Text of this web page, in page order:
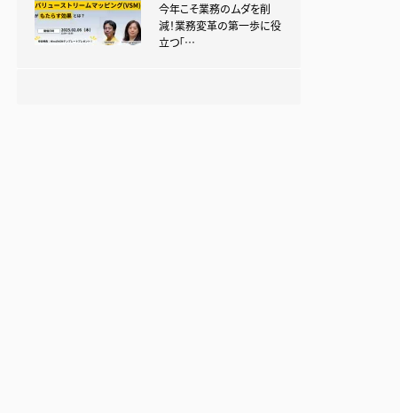
今年こそ業務のムダを削
減！業務変革の第一歩に役
立つ「…